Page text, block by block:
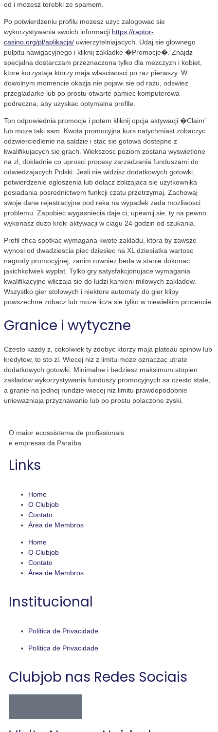
od i mozesz torebki ze spamem.
Po potwierdzeniu profilu mozesz uzyc zalogowac sie
wykorzystywania swoich informacji https://raptor-
casino.org/pl/aplikacja/ uwierzytelniajacych. Udaj sie glownego
pulpitu nawigacyjnego i kliknij zakladke �Promocje�. Znajdz
specjalna dostarczam przeznaczona tylko dla mezczyzn i kobiet,
ktore korzystaja ktorzy maja wlasciwosci po raz pierwszy. W
dowolnym momencie okazja nie pojawi sie od razu, odswiez
przegladarke lub po prostu otwarte pamiec komputerowa
podreczna, aby uzyskac optymalna profile.
Ton odpowiednia promocje i potem kliknij opcja aktywacji �Claim’
lub moze taki sam. Kwota promocyjna kurs natychmiast zobaczyc
odzwierciedlenie na saldzie i stac sie gotowa dostepne z
kwalifikujacych sie grach. Wiekszosc poziom zostana wyswietlone
na zl, dokladnie co uprosci procesy zarzadzania funduszami do
odwiedzajacych Polski. Jesli nie widzisz dodatkowych gotowki,
potwierdzenie ogloszenia lub dolacz zblizajaca sie uzytkownika
posiadania posrednictwem funkcji czatu przetrzymaj. Zachowaj
swoje dane rejestracyjne pod reka na wypadek zada mozliwosci
problemu. Zapobiec wygasniecia daje ci, upewnij sie, ty na pewno
wykonasz duzo kroki aktywacji w ciagu 24 godzin od szukania.
Profil chca spotkac wymagana kwote zakladu, ktora by zawsze
wynosi od dwadziescia piec dziesiec na XL dziesiatka wartosc
nagrody promocyjnej, zanim rowniez beda w stanie dokonac
jakichkolwiek wyplat. Tylko gry satysfakcjonujace wymagania
kwalifikacyjne wliczaja sie do ludzi kamieni milowych zakladow.
Wszystko gier stolowych i niektore automaty do gier klipy
powszechne zobacz lub moze licza sie tylko w niewielkim procencie.
Granice i wytyczne
Czesto kazdy z, cokolwiek ty zdobyc ktorzy maja plateau spinow lub
kredytow, to sto zl. Wiecej niz z limitu moze oznaczac utrate
dodatkowych gotowki. Minimalne i bedziesz maksimum stopien
zakladow wykorzystywania funduszy promocyjnych sa czesto stale,
a granie na jednej rundzie wiecej niz limitu prawdopodobnie
uniewazniaja przyznawanie lub po prostu polaczone zyski.
O maior ecossistema de profissionais
e empresas da Paraíba
Links
Home
O Clubjob
Contato
Área de Membros
Home
O Clubjob
Contato
Área de Membros
Institucional
Política de Privacidade
Política de Privacidade
Clubjob nas Redes Sociais